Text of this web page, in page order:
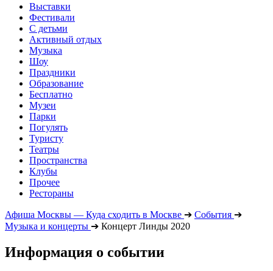
Выставки
Фестивали
С детьми
Активный отдых
Музыка
Шоу
Праздники
Образование
Бесплатно
Музеи
Парки
Погулять
Туристу
Театры
Пространства
Клубы
Прочее
Рестораны
Афиша Москвы — Куда сходить в Москве ➔ События ➔
Музыка и концерты ➔ Концерт Линды 2020
Информация о событии